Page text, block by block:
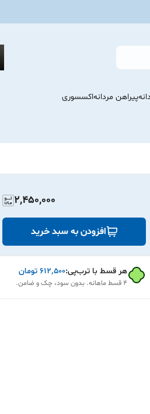
پیراهن مردانهاکسسوری
2,450,000
افزودن به سبد خرید
هر قسط با ترب‌پی:۶۱۲٬۵۰۰ تومان
۴ قسط ماهانه. بدون سود، چک و ضامن.